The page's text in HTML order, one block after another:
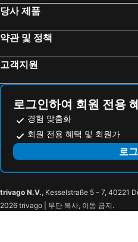
ibis Ambassador Seoul Insadong
Four Points by Sheraton Seoul, Guro
CS 프리미어 호텔
82 Capsule Hotel
Mercure Ambassador Seoul Hongdae
Nine Brick Seoul
JSM 스튜디오
마포구
수원역
인사동
라까사호텔 광명
동대문시장
구로구
홍익대학교
당산
당사 제품
약관 및 정책
고객지원
로그인하여 회원 전용
경험 맞춤화
회원 전용 혜택 및 회원가
로
trivago N.V., Kesselstraße 5 – 7, 40221
2026 trivago | 무단 복사, 이동 금지.